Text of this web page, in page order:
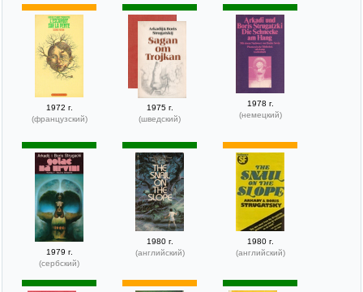
1972 г.
(французский)
1975 г.
(шведский)
1978 г.
(немецкий)
1979 г.
(сербский)
1980 г.
(английский)
1980 г.
(английский)